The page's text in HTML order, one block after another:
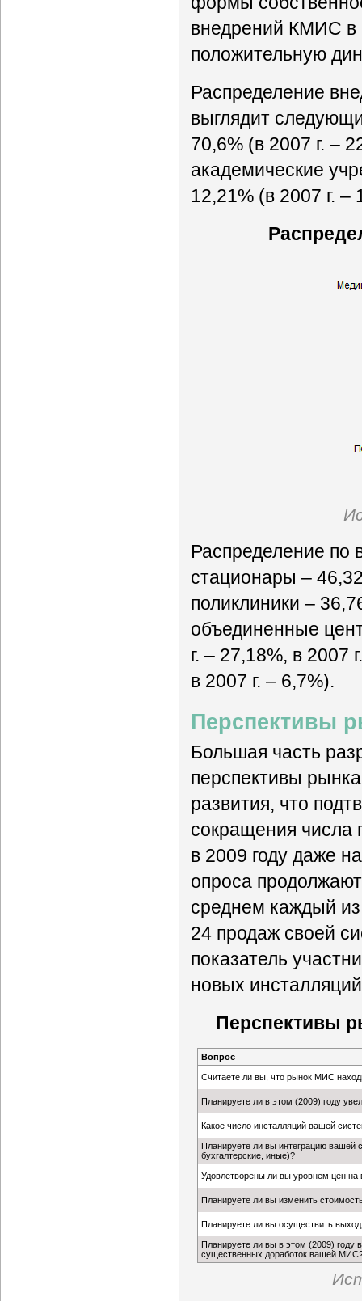
внедрений КМИС в
положительную
Распределение
выглядит
70,6% (в 2007 г. –
академические
12,21% (в 2007 г. –
Распределение
стационары –
поликлиники –
объединенные
г. – 27,18%, в 2007
в 2007 г. – 6,7%).
Перспективы
Большая часть
перспективы
развития, что
сокращения
в 2009 году даже
опроса
среднем каждый
24 продаж своей
показатель
новых
Перспективы
Вопрос
Считаете ли вы, что рынок МИС
Планируете ли в этом (2009) году
Какое число инсталляций вашей
Планируете ли вы интеграцию вашей
бухгалтерские, иные)?
Удовлетворены ли вы уровнем цен
Планируете ли вы изменить
Планируете ли вы осуществить
Планируете ли вы в этом (2009) году
существенных доработок вашей